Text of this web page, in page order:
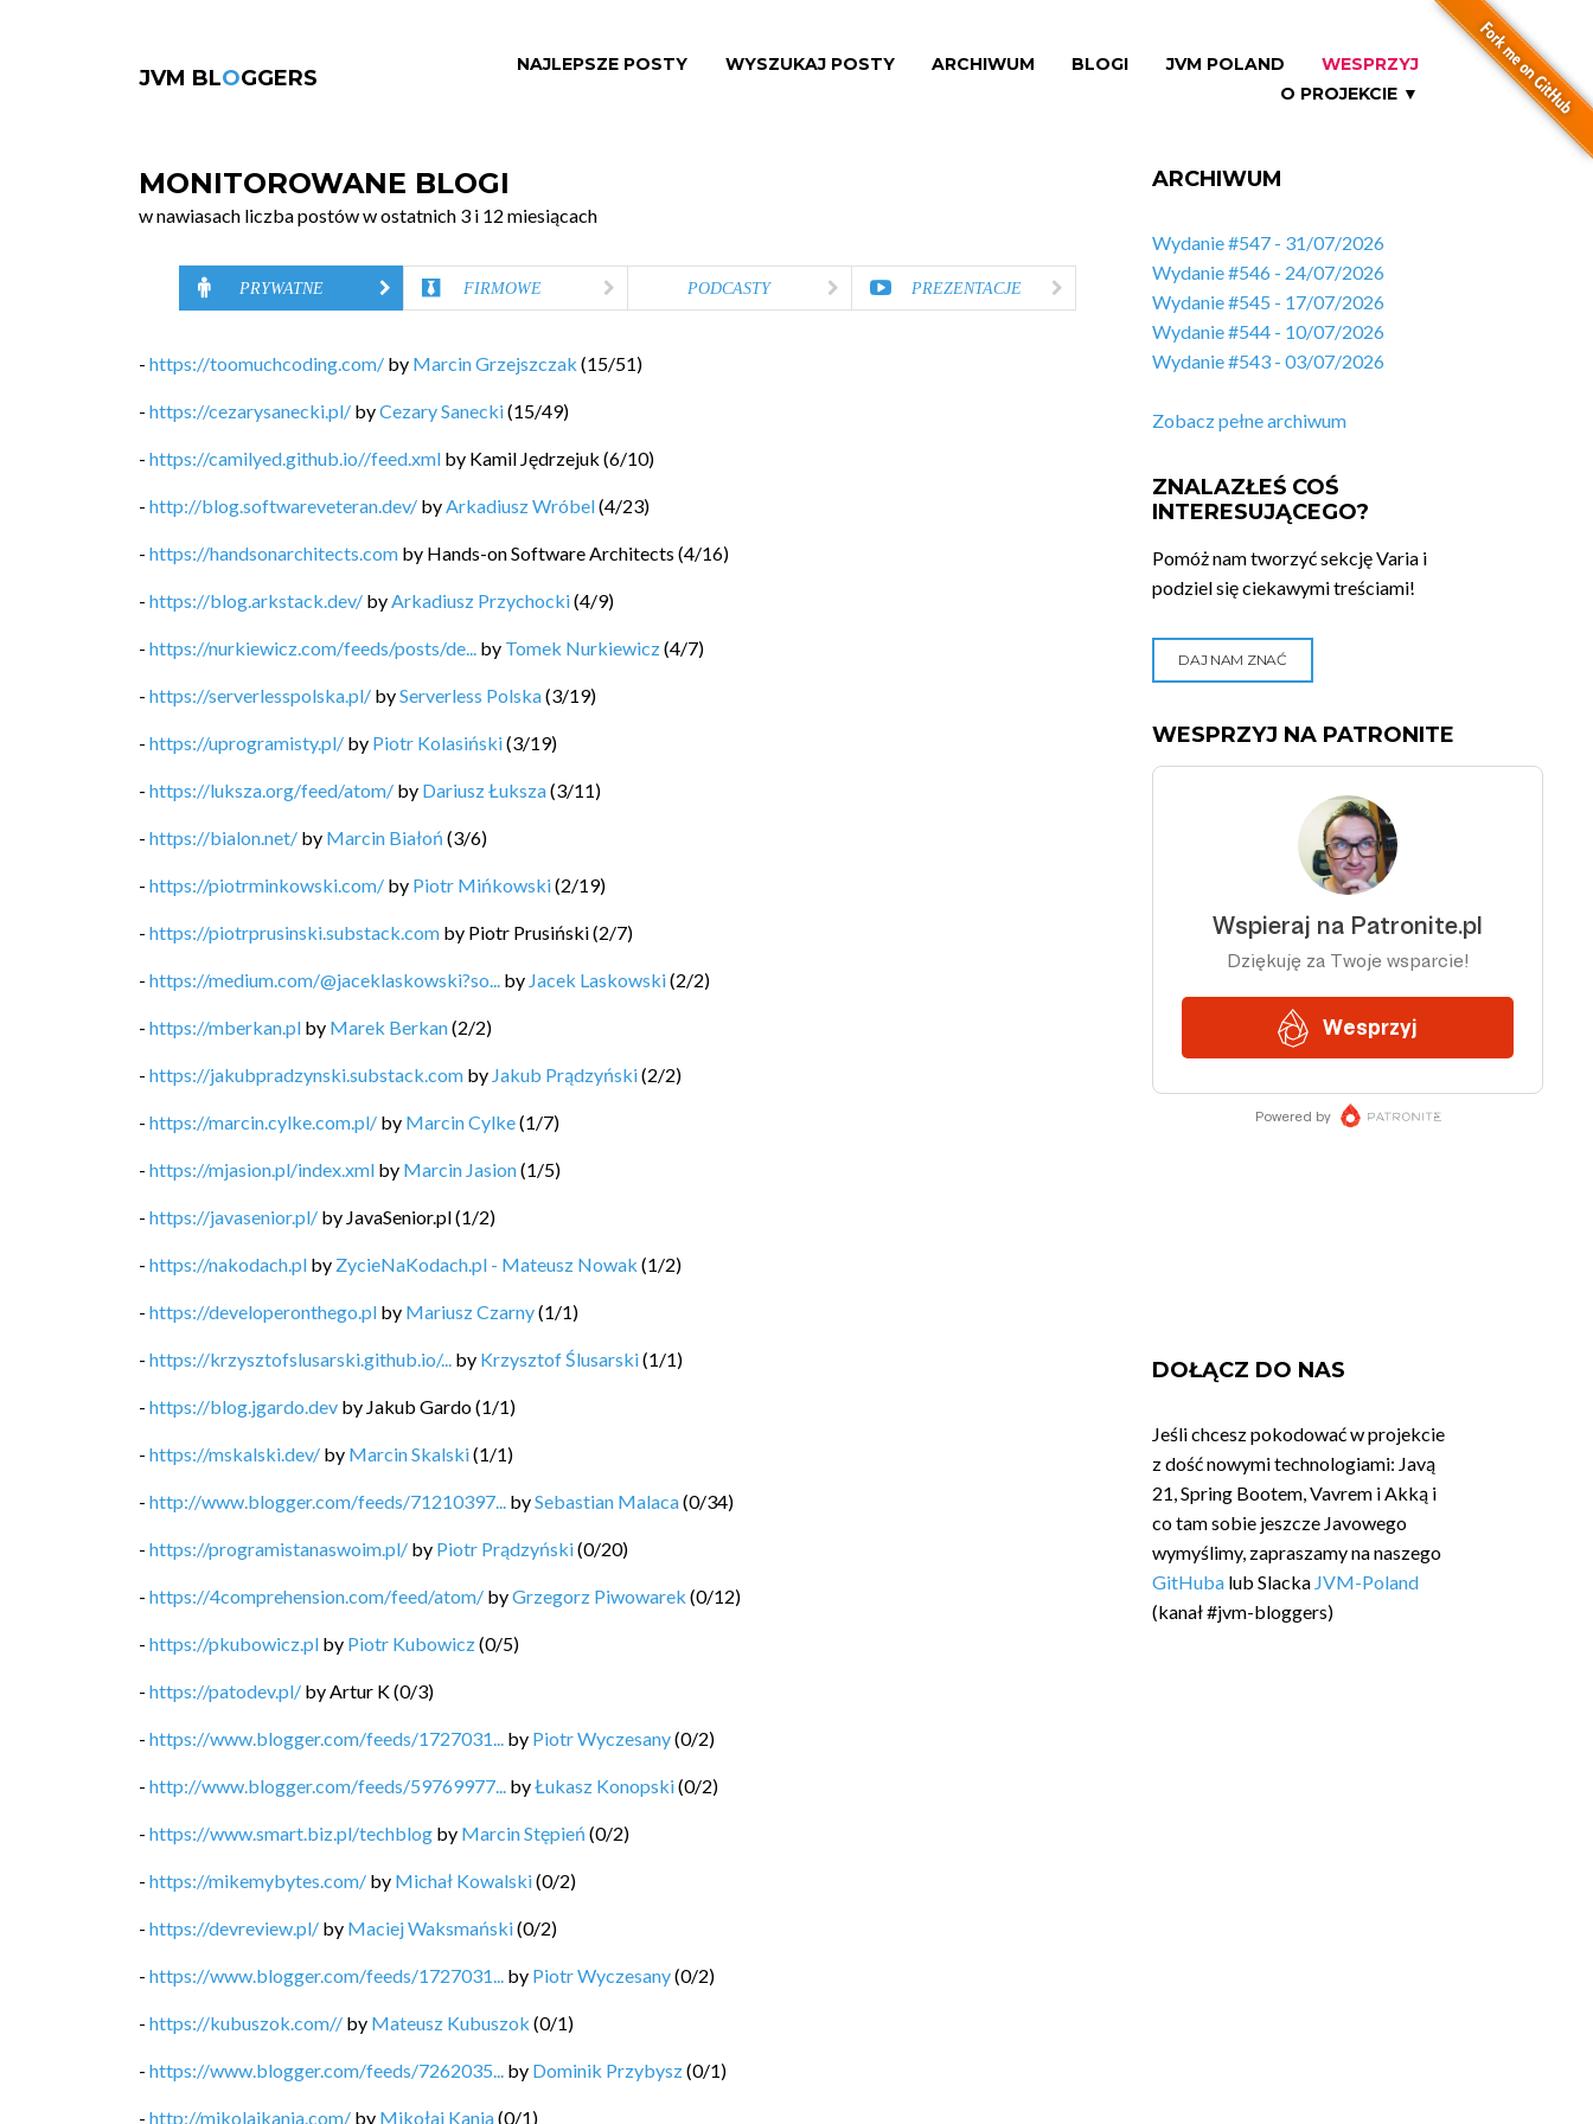
JVM BLOGGERS
NAJLEPSZE POSTY WYSZUKAJ POSTY ARCHIWUM BLOGI JVM POLAND
WESPRZYJ
O PROJEKCIE ▼
MONITOROWANE BLOGI
w nawiasach liczba postów w ostatnich 3 i 12 miesiącach
PRYWATNE FIRMOWE PODCASTY PREZENTACJE
- https://toomuchcoding.com/ by Marcin Grzejszczak (15/51)
- https://cezarysanecki.pl/ byCezary Sanecki(15/49)
- https://camilyed.github.io//feed.xml by Kamil Jędrzejuk (6/10)
- http://blog.softwareveteran.dev/ byArkadiusz Wróbel(4/23)
- https://handsonarchitects.com by Hands-on Software Architects (4/16)
- https://blog.arkstack.dev/ byArkadiusz Przychocki(4/9)
- https://nurkiewicz.com/feeds/posts/de... by Tomek Nurkiewicz(4/7)
- https://serverlesspolska.pl/ byServerless Polska(3/19)
- https://uprogramisty.pl/ by Piotr Kolasiński(3/19)
- https://luksza.org/feed/atom/ by Dariusz Łuksza(3/11)
- https://bialon.net/ by Marcin Białoń (3/6)
- https://piotrminkowski.com/ by Piotr Mińkowski(2/19)
- https://piotrprusinski.substack.com by Piotr Prusiński(2/7)
- https://medium.com/@jaceklaskowski?so... by Jacek Laskowski(2/2)
- https://mberkan.pl by Marek Berkan(2/2)
- https://jakubpradzynski.substack.com by Jakub Prądzyński(2/2)
- https://marcin.cylke.com.pl/ by Marcin Cylke(1/7)
- https://mjasion.pl/index.xml by Marcin Jasion(1/5)
- https://javasenior.pl/ by JavaSenior.pl(1/2)
- https://nakodach.pl by ZycieNaKodach.pl - Mateusz Nowak (1/2)
- https://developeronthego.pl by Mariusz Czarny(1/1)
- https://krzysztofslusarski.github.io/... by Krzysztof Ślusarski(1/1)
- https://blog.jgardo.dev by Jakub Gardo(1/1)
- https://mskalski.dev/ by Marcin Skalski(1/1)
- http://www.blogger.com/feeds/71210397... bySebastian Malaca(0/34)
- https://programistanaswoim.pl/ by Piotr Prądzyński(0/20)
- https://4comprehension.com/feed/atom/ byGrzegorz Piwowarek (0/12)
- https://pkubowicz.pl by Piotr Kubowicz(0/5)
- https://patodev.pl/ byArtur K(0/3)
- https://www.blogger.com/feeds/1727031... by Piotr Wyczesany(0/2)
- http://www.blogger.com/feeds/59769977... byŁukasz Konopski(0/2)
- https://www.smart.biz.pl/techblog by Marcin Stępień (0/2)
- https://mikemybytes.com/ by Michał Kowalski(0/2)
- https://devreview.pl/ by Maciej Waksmański(0/2)
- https://www.blogger.com/feeds/1727031... by Piotr Wyczesany(0/2)
- https://kubuszok.com// by Mateusz Kubuszok (0/1)
- https://www.blogger.com/feeds/7262035... by Dominik Przybysz(0/1)
- http://mikolajkania.com/ by Mikołaj Kania(0/1)
ARCHIWUM
Wydanie #547 - 31/07/2026
Wydanie #546 - 24/07/2026
Wydanie #545 - 17/07/2026
Wydanie #544 - 10/07/2026
Wydanie #543 - 03/07/2026
Zobacz pełne archiwum
ZNALAZŁEŚ COŚ
INTERESUJĄCEGO?
Pomóż nam tworzyć sekcję Varia i
podziel się ciekawymi treściami!
DAJ NAM ZNAĆ
WESPRZYJ NA PATRONITE
DOŁĄCZ DO NAS
Jeśli chcesz pokodować w projekcie
z dość nowymi technologiami: Javą
21, Spring Bootem, Vavrem i Akką i
co tam sobie jeszcze Javowego
wymyślimy, zapraszamy na naszego
GitHuba lub Slacka JVM-Poland
(kanał #jvm-bloggers)